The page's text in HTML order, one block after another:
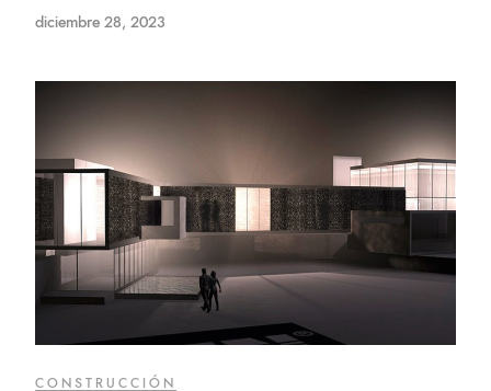
diciembre 28, 2023
CONSTRUCCIÓN